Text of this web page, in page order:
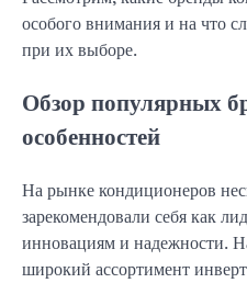
особого внимания и на что
при их выборе.
Обзор популярных
особенностей
На рынке кондиционеров
зарекомендовали себя как
инновациям и надежности.
широкий ассортимент